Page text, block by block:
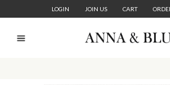
LOGIN JOIN US CART